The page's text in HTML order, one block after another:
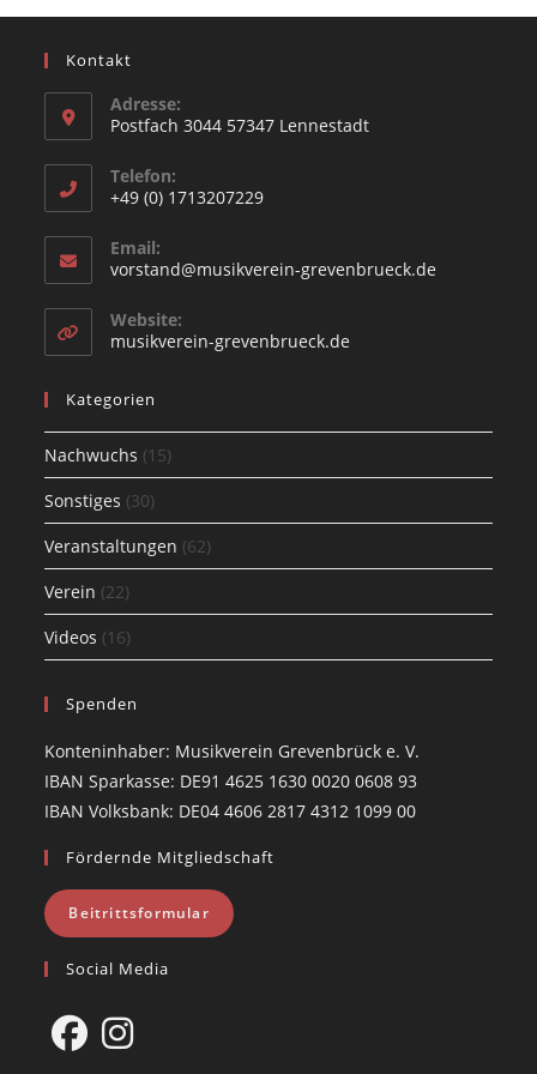
Kontakt
Adresse:
Postfach 3044 57347 Lennestadt
in
a
new
tab
Telefon:
+49 (0) 1713207229
in
your
application
Email:
vorstand@musikverein-grevenbrueck.de
Website:
musikverein-grevenbrueck.de
tab
Kategorien
Nachwuchs (15)
Sonstiges (30)
Veranstaltungen (62)
Verein (22)
Videos (16)
Spenden
Konteninhaber: Musikverein Grevenbrück e. V.
IBAN Sparkasse: DE91 4625 1630 0020 0608 93
IBAN Volksbank: DE04 4606 2817 4312 1099 00
Fördernde Mitgliedschaft
Beitrittsformular
Social Media